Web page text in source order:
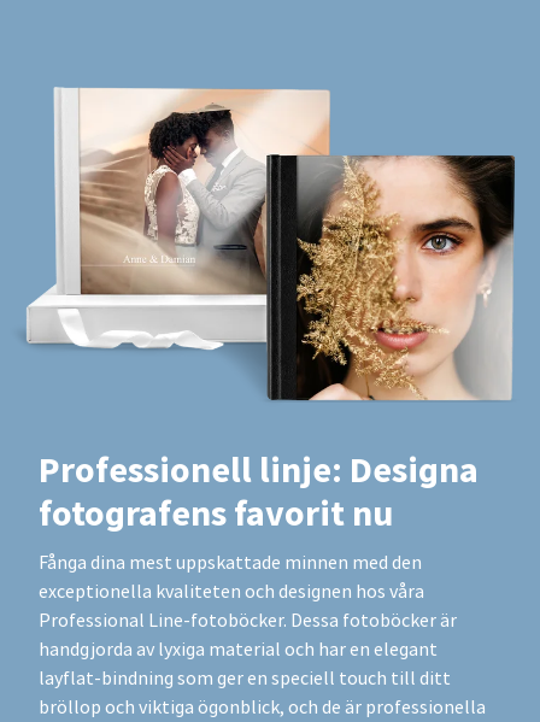
Professionell linje: Designa
fotografens favorit nu
Fånga dina mest uppskattade minnen med den
exceptionella kvaliteten och designen hos våra
Professional Line-fotoböcker. Dessa fotoböcker är
handgjorda av lyxiga material och har en elegant
layflat-bindning som ger en speciell touch till ditt
bröllop och viktiga ögonblick, och de är professionella